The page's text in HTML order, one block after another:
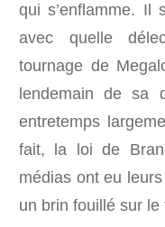
qui s’enflamme. Il
avec quelle
tournage de
lendemain de sa
entretemps
fait, la loi de
médias ont eu
un brin fouillé sur le